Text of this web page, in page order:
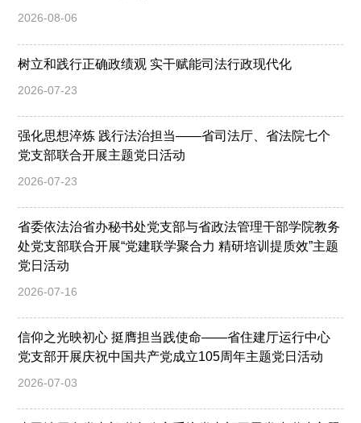
2026-08-06
树立和践行正确政绩观 实干赋能司法行政现代化
2026-07-23
强化思想淬炼 践行法治担当——省司法厅、省法院七个
党支部联合开展主题党日活动
2026-07-23
省委依法治省办秘书处党支部与省政法管理干部学院教务
处党支部联合开展“党建联学聚合力 精研培训提质效”主题
党日活动
2026-07-16
信仰之光映初心 挺膺担当践使命——省住建厅运行中心
党支部开展庆祝中国共产党成立105周年主题党日活动
2026-07-03